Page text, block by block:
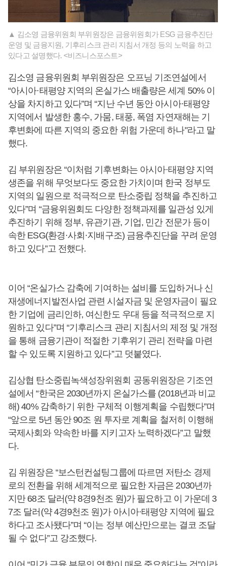
▲ 김소영 금융위원회 부위원장은 금융위원회가 ESG 금융추진단
운영 및 금융지원, 기후리스크 관리 지침서 개정 등의 노력을 하고
있다고 설명했다. <비즈니스포스트>
김소영 금융위원회 부위원장은 오프닝 기조연설에서
“아시아·태평양 지역의 온실가스 배출량은 세계 50% 이
상을 차지하고 있다”며 “지난 수년 동안 아시아·태평양
지역에서 발생한 홍수, 가뭄, 태풍, 폭염 자연재해는 기
후변화에 따른 지역의 중요한 위험 가운데 하나"라고 말
했다.
김 부위원장은 “이처럼 기후변화는 아시아·태평양 지역
생존을 위해 무엇보다도 중요한 가치이며 한국 정부도
지역의 일원으로 적극적으로 탄소중립 정책을 추진하고
있다”며 “금융위원회도 다양한 정책과제를 일관성 있게
추진하기 위해 정부, 유관기관, 기업, 민간 전문가 등이
속한 ESG(환경·사회·지배구조) 금융추진단을 꾸려 운영
하고 있다”고 전했다.
이어 “온실가스 감축에 기여하는 설비를 도입하거나 신
재생에너지발전사업 관련 시설자금 및 운영자금이 필요
한 기업에 금리인하, 여신한도 우대 등을 적극적으로 지
원하고 있다”며 “기후리스크 관리 지침서의 제정 및 개정
을 통해 금융기관이 적절한 기후위기 관리 전략을 마련
할 수 있도록 지원하고 있다”고 덧붙였다.
김상협 탄소중립녹색성장위원회 공동위원장은 기조연
설에서 “한국은 2030년까지 온실가스를 (2018년과 비교
해) 40% 감축하기 위한 구체적 이행계획을 수립했다”며
“앞으로 5년 동안 90조 원 투자로 계획을 철저히 이행해
국제사회와 약속한 바를 지키고자 노력하겠다”고 말했
다.
김 위원장은 “보스턴컨설팅그룹에 따르면 저탄소 경제
로의 전환을 위해 세계적으로 필요한 자금은 2030년까
지만 68조 달러(약 8경9천조 원)가 필요하고 이 가운데 3
7조 달러(약 4경9천조 원)가 아시아·태평양 지역에 필요
하다고 조사됐다”며 “이는 정부 예산만으로는 결코 조달
될 수 없다”고 강조했다.